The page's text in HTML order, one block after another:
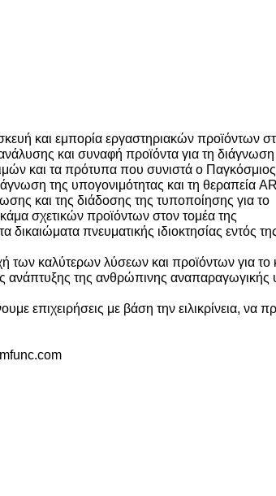
και εμπορία εργαστηριακών προϊόντων
και συναφή προϊόντα για τη διάγνωση
και τα πρότυπα που συνιστά ο Παγκόσμιος
της υπογονιμότητας και τη θεραπεία
και της διάδοσης της τυποποίησης για το
σχετικών προϊόντων στον τομέα της
πνευματικής ιδιοκτησίας εντός
καλύτερων λύσεων και προϊόντων για το
ανάπτυξης της ανθρώπινης αναπαραγωγικής
επιχειρήσεις με βάση την ειλικρίνεια, να